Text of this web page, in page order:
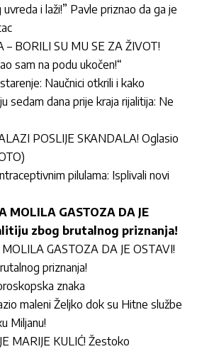
i laži!” Pavle priznao da ga je
– BORILI SU MU SE ZA ŽIVOT!
sam na podu ukočen!“
Naučnici otkrili i kako
sedam dana prije kraja rijalitija: Ne
POSLIJE SKANDALA! Oglasio
pilulama: Isplivali novi
MOLILA GASTOZA DA JE
zbog brutalnog priznanja!
GASTOZA DA JE OSTAVI!
priznanja!
znaka
maleni Željko dok su Hitne službe
Miljanu!
MARIJE KULIĆ! Žestoko